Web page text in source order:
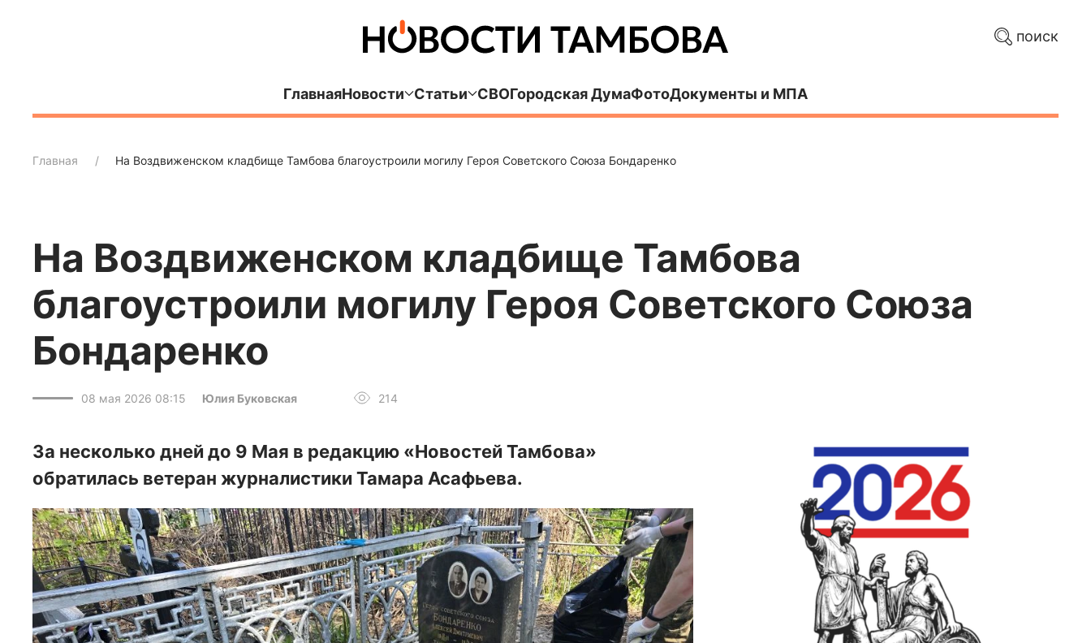
поиск
ГлавнаяНовости Статьи СВОГородская ДумаФотоДокументы и МПА
Главная На Воздвиженском кладбище Тамбова благоустроили могилу Героя Советского Союза Бондаренко
На Воздвиженском кладбище Тамбова
благоустроили могилу Героя Советского Союза
Бондаренко
08 мая 2026 08:15 Юлия Буковская 214
За несколько дней до 9 Мая в редакцию «Новостей Тамбова»
обратилась ветеран журналистики Тамара Асафьева.